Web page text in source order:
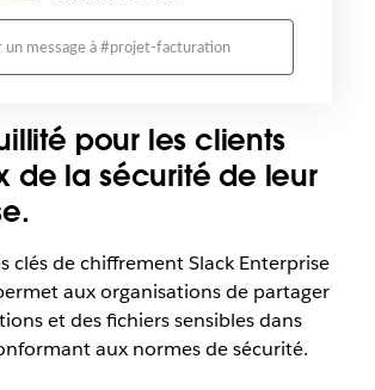
un message à #projet-facturation
pour les clients
de la sécurité de leur
clés de chiffrement Slack Enterprise
aux organisations de partager
et des fichiers sensibles dans
aux normes de sécurité.